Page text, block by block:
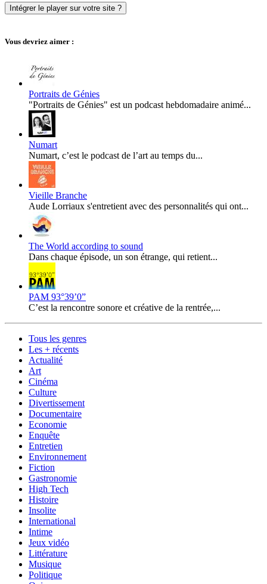
Intégrer le player sur votre site ?
Vous devriez aimer :
Portraits de Génies
"Portraits de Génies" est un podcast hebdomadaire animé...
Numart
Numart, c’est le podcast de l’art au temps du...
Vieille Branche
Aude Lorriaux s'entretient avec des personnalités qui ont...
The World according to sound
Dans chaque épisode, un son étrange, qui retient...
PAM 93°39’0”
C’est la rencontre sonore et créative de la rentrée,...
Tous les genres
Les + récents
Actualité
Art
Cinéma
Culture
Divertissement
Documentaire
Economie
Enquête
Entretien
Environnement
Fiction
Gastronomie
High Tech
Histoire
Insolite
International
Intime
Jeux vidéo
Littérature
Musique
Politique